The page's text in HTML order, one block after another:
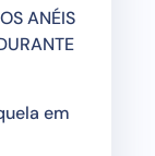
ANÉIS
em